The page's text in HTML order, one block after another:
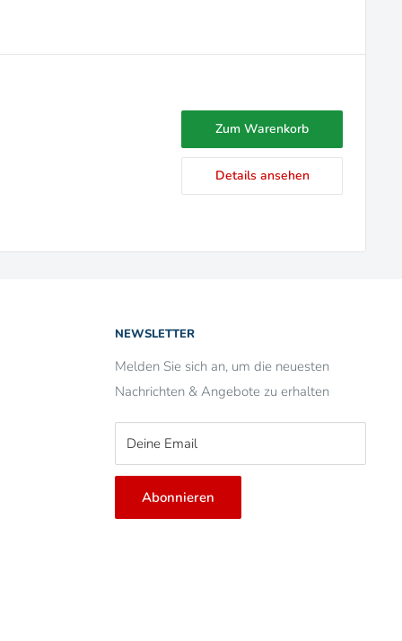
Zum Warenkorb
Details ansehen
NEWSLETTER
Melden Sie sich an, um die neuesten
Nachrichten & Angebote zu erhalten
Deine Email
Abonnieren